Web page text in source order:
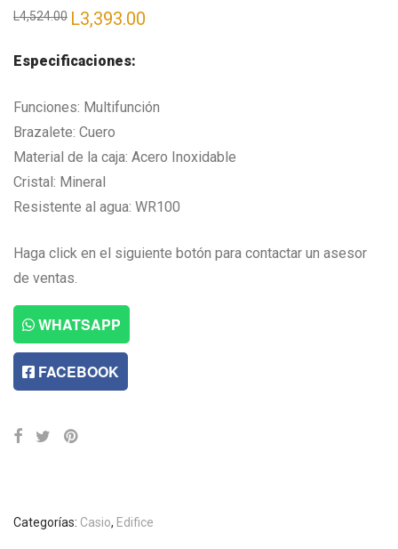
L4,524.00 El
precio
L4,524.00.
L3,393.00
Especificaciones:
Funciones: Multifunción
Brazalete: Cuero
Material de la caja: Acero Inoxidable
Cristal: Mineral
Resistente al agua: WR100
Haga click en el siguiente botón para contactar un asesor
de ventas.
WHATSAPP
FACEBOOK
Categorías: Casio, Edifice